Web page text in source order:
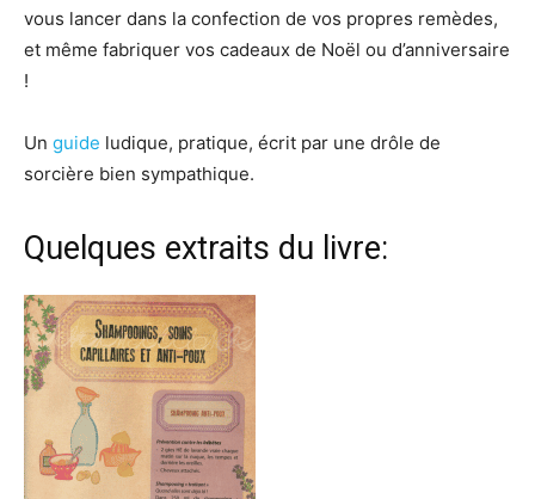
vous lancer dans la confection de vos propres remèdes,
et même fabriquer vos cadeaux de Noël ou d’anniversaire
!
Un guide ludique, pratique, écrit par une drôle de
sorcière bien sympathique.
Quelques extraits du livre: